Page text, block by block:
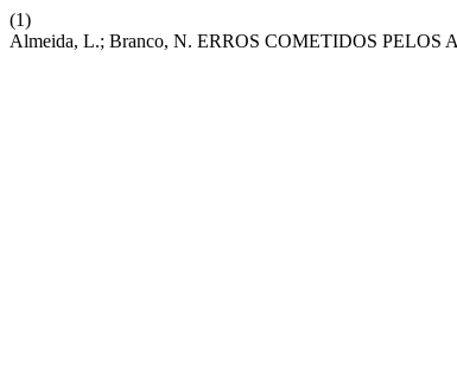
(1)
Almeida, L.; Branco, N. ERROS COMETIDOS